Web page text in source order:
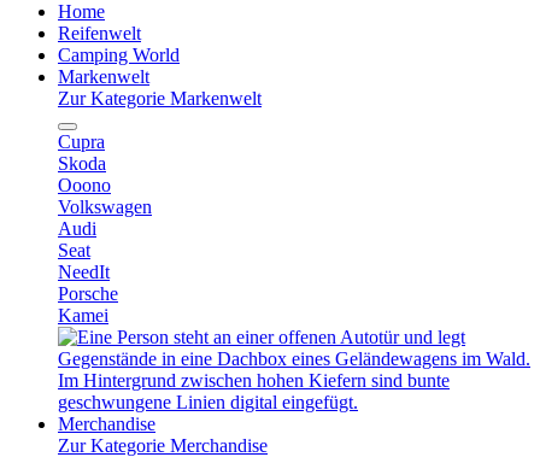
Home
Reifenwelt
Camping World
Markenwelt
Zur Kategorie Markenwelt
Cupra
Skoda
Ooono
Volkswagen
Audi
Seat
NeedIt
Porsche
Kamei
Merchandise
Zur Kategorie Merchandise